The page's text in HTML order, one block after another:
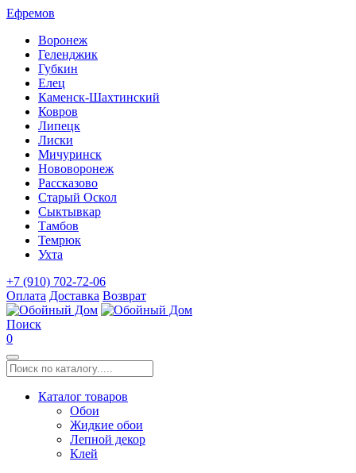
Ефремов
Воронеж
Геленджик
Губкин
Елец
Каменск-Шахтинский
Ковров
Липецк
Лиски
Мичуринск
Нововоронеж
Рассказово
Старый Оскол
Сыктывкар
Тамбов
Темрюк
Ухта
+7 (910) 702-72-06
Оплата Доставка Возврат
Поиск
0
Каталог товаров
Обои
Жидкие обои
Лепной декор
Клей